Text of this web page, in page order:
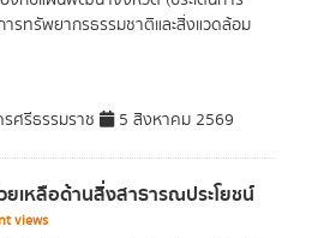
ทรัพยากรธรรมชาติและสิ่งแวดล้อม
ศรีธรรมราช 5 สิงหาคม 2569
เหลือด้านสิ่งสาธารณประโยชน์
views